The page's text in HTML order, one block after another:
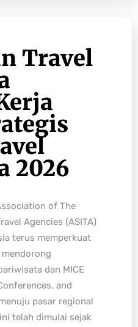
Travel
2026
of The
Agencies (ASITA)
terus memperkuat
dan MICE
and
pasar regional
telah dimulai sejak